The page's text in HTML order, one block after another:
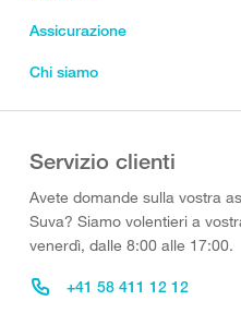
Assicurazione
Chi siamo
Servizio clienti
Avete domande sulla vostra
Suva? Siamo volentieri a
venerdì, dalle 8:00 alle 17:00.
+41 58 411 12 12